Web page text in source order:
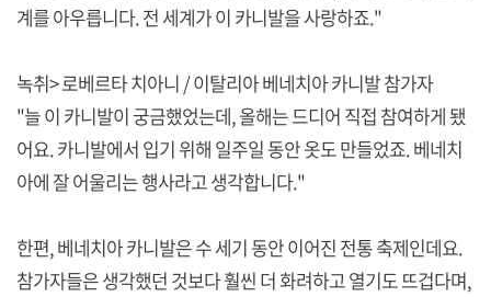
계를 아우릅니다. 전 세계가 이 카니발을 사랑하죠."
녹취> 로베르타 치아니 / 이탈리아 베네치아 카니발 참가자
"늘 이 카니발이 궁금했었는데, 올해는 드디어 직접 참여하게 됐
어요. 카니발에서 입기 위해 일주일 동안 옷도 만들었죠. 베네치
아에 잘 어울리는 행사라고 생각합니다."
한편, 베네치아 카니발은 수 세기 동안 이어진 전통 축제인데요.
참가자들은 생각했던 것보다 훨씬 더 화려하고 열기도 뜨겁다며,